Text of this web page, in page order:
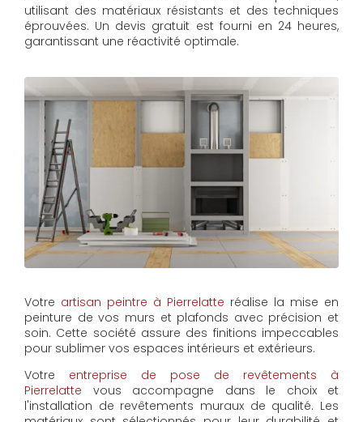
utilisant des matériaux résistants et des techniques
éprouvées. Un devis gratuit est fourni en 24 heures,
garantissant une réactivité optimale.
Votre artisan peintre à Pierrelatte réalise la mise en
peinture de vos murs et plafonds avec précision et
soin. Cette société assure des finitions impeccables
pour sublimer vos espaces intérieurs et extérieurs.
Votre entreprise de pose de revêtements à
Pierrelatte vous accompagne dans le choix et
l'installation de revêtements muraux de qualité. Les